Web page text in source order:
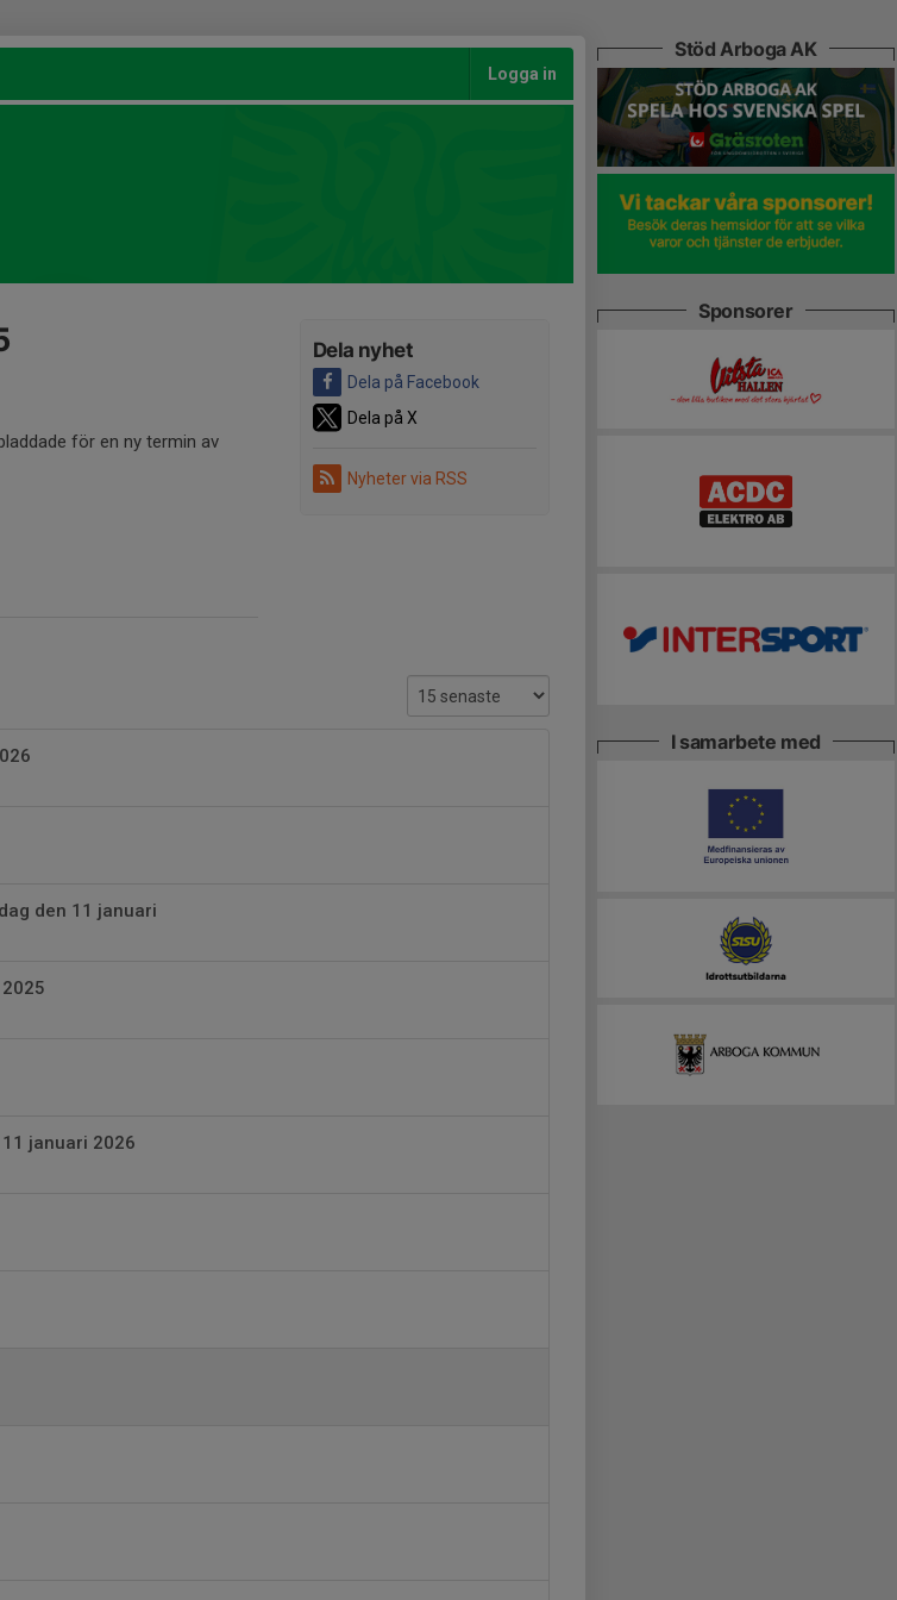
Logga in
Dela nyhet
Dela på Facebook
Dela på X
Nyheter via RSS
för en ny termin av
den 11 januari
januari 2026
Stöd Arboga AK
Sponsorer
I samarbete med